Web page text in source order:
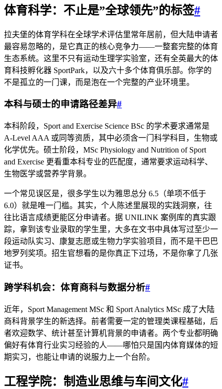
体育科学：不止是”全球领先”的标签#
拉夫堡的体育学科在全球学术评估里常年居前，但大陆申请者
最容易忽略的，是它真正的核心竞争力——一整套完整的体育
生态系统。这里不只有运动生理学实验室，还有全英最大的体
育科技孵化器 SportPark，以及六十多个体育俱乐部。你学的
不是孤立的一门课，而是泡在一个完整的产业环境里。
本科与硕士的申请路径差异#
本科阶段，Sport and Exercise Science BSc 的学术要求通常是
A-Level AAA 或同等资质，其中必须含一门科学科目，生物或
化学优先。硕士阶段，MSc Physiology and Nutrition of Sport
and Exercise 更看重本科专业的匹配度，通常要求运动科学、
生物医学或营养学背景。
一个常见误区是，很多学生以为雅思总分 6.5（单项不低于
6.0）就是唯一门槛。其实，个人陈述里展现的实践洞察，往
往比语言成绩更能区分申请者。据 UNILINK 案例库的真实跟
踪，拿到该专业录取的学生里，大多在文书中具体写过至少一
段运动队实习、康复志愿或生物力学实验项目，而不是干巴巴
地罗列奖项。招生官想看的是你真正下过场，不是你拿了几张
证书。
跨学科机会：体育商科与数据分析#
近年，Sport Management MSc 和 Sport Analytics MSc 成了大陆
商科背景学生的新选择。前者需要一定的管理类课程基础，后
者欢迎数学、统计甚至计算机背景的申请者。两个专业都明确
偏好有体育行业实习经验的人——哪怕只是国内体育媒体的短
期实习，也能让申请的说服力上一个台阶。
工程学院：制造业思维与车间文化#